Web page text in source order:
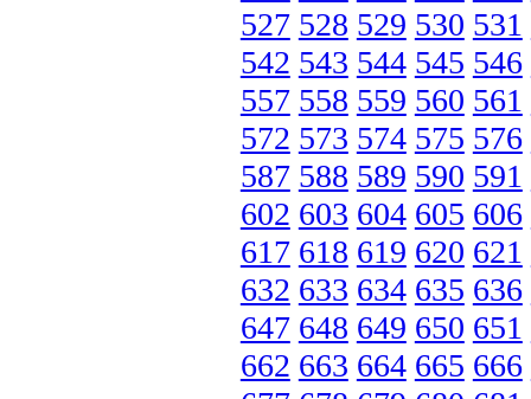
527 528 529 530 531
542 543 544 545 546
557 558 559 560 561
572 573 574 575 576
587 588 589 590 591
602 603 604 605 606
617 618 619 620 621
632 633 634 635 636
647 648 649 650 651
662 663 664 665 666